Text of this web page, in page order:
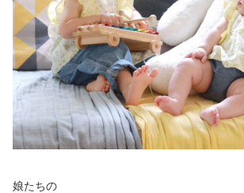
娘たちの